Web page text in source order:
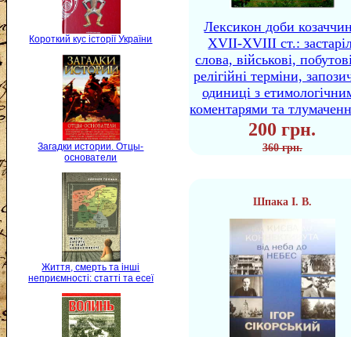
Короткий кус історії України
Загадки истории. Отцы-
основатели
Життя, смерть та інші
неприємності: статті та есеї
Лексикон доби
XVII-XVIII ст.:
слова, військові,
релігійні терміни,
одиниці з
коментарями та
200 грн.
360 грн.
Шпака І. В.